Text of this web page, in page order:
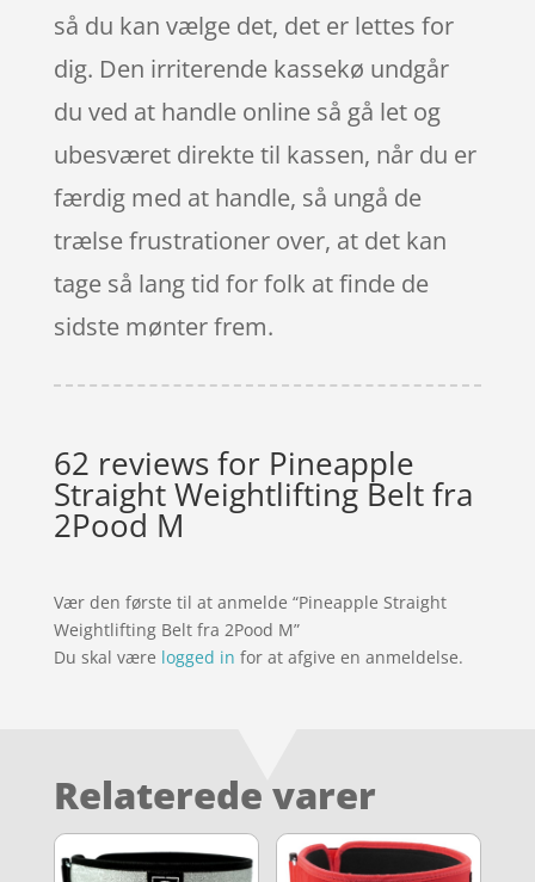
så du kan vælge det, det er lettes for
dig. Den irriterende kassekø undgår
du ved at handle online så gå let og
ubesværet direkte til kassen, når du er
færdig med at handle, så ungå de
trælse frustrationer over, at det kan
tage så lang tid for folk at finde de
sidste mønter frem.
62 reviews for Pineapple
Straight Weightlifting Belt fra
2Pood M
Vær den første til at anmelde “Pineapple Straight
Weightlifting Belt fra 2Pood M”
Du skal være logged in for at afgive en anmeldelse.
Relaterede varer